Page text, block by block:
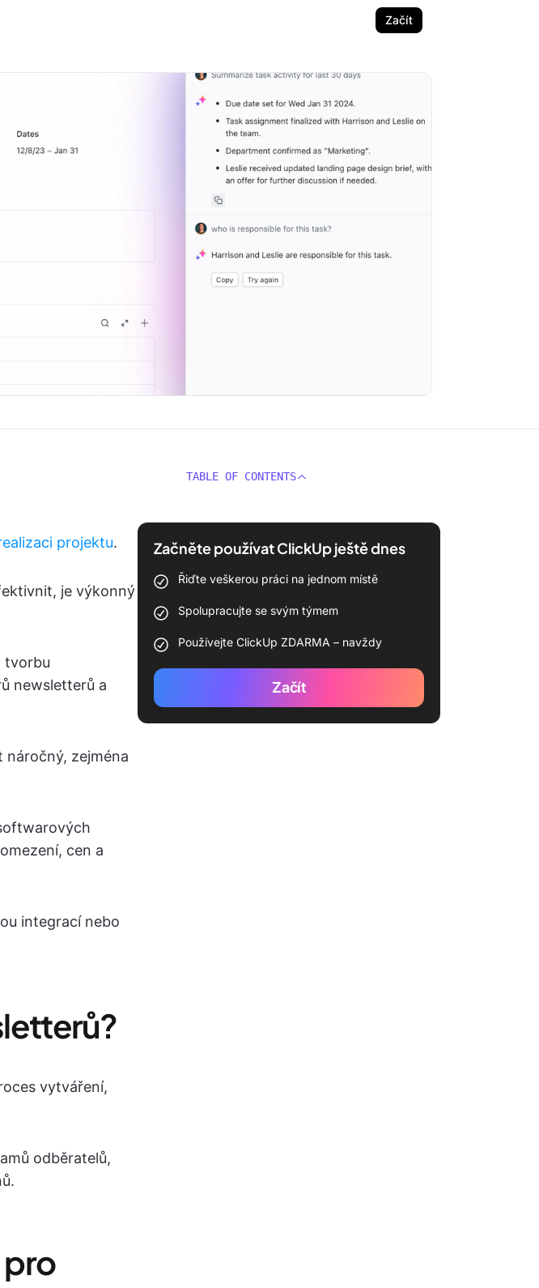
Začít
projektu.
je výkonný
tvorbu
newsletterů a
zejména
cen a
integrací nebo
vytváření,
odběratelů,
TABLE OF CONTENTS
Začněte používat ClickUp ještě dnes
Řiďte veškerou práci na jednom místě
Spolupracujte se svým týmem
Používejte ClickUp ZDARMA – navždy
Začít